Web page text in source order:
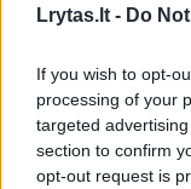
Lrytas.lt - Do
If you wish to opt-
processing of your
targeted
section to confirm
opt-out request is
kojos Achilo
Keenanas Evansas